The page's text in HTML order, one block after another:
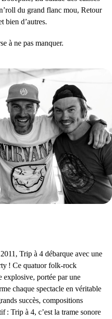
du grand flanc mou, Retour
bien d’autres.
à ne pas manquer.
Trip à 4 débarque avec une
! Ce quatuor folk‑rock
explosive, portée par une
chaque spectacle en véritable
succès, compositions
: Trip à 4, c’est la trame sonore